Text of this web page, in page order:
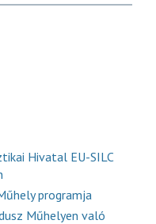
Hivatal EU-SILC
programja
Műhelyen való